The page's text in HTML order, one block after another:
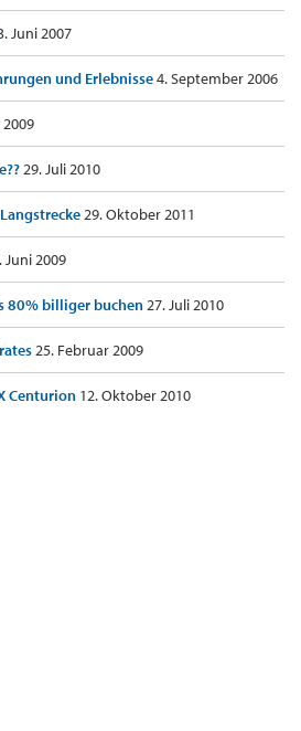
Juni 2007
und Erlebnisse4. September 2006
2009
29. Juli 2010
29. Oktober 2011
Juni 2009
80% billiger buchen27. Juli 2010
25. Februar 2009
Centurion 12. Oktober 2010